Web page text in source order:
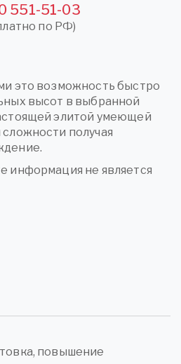
551-51-03
по РФ)
это возможность быстро
высот в выбранной
элитой умеющей
получая
информация не является
повышение